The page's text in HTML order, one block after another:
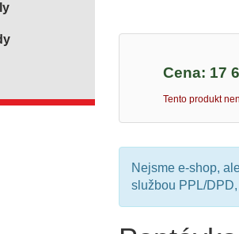
Cena: 17
Tento produkt
Nejsme e-shop,
službou PPL/